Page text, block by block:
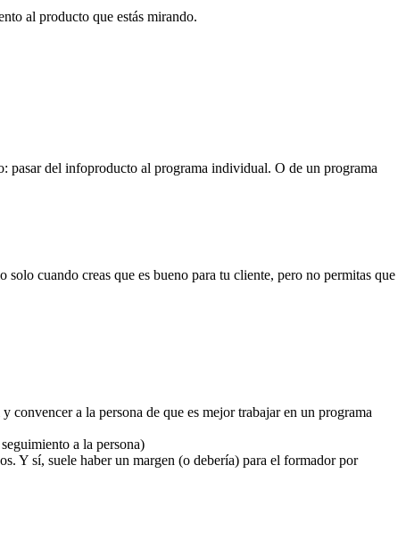
al producto que estás mirando.
pasar del infoproducto al programa individual. O de un programa
cuando creas que es bueno para tu cliente, pero no permitas que
convencer a la persona de que es mejor trabajar en un programa
a la persona)
Y sí, suele haber un margen (o debería) para el formador por